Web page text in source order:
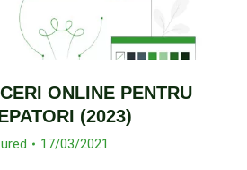
ONLINE PENTRU
(2023)
17/03/2021